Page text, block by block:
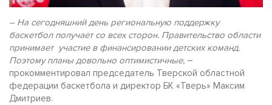
– На сегодняшний день региональную поддержку
баскетбол получает со всех сторон. Правительство области
принимает участие в финансировании детских команд.
Поэтому планы довольно оптимистичные, –
прокомментировал председатель Тверской областной
федерации баскетбола и директор БК «Тверь» Максим
Дмитриев.